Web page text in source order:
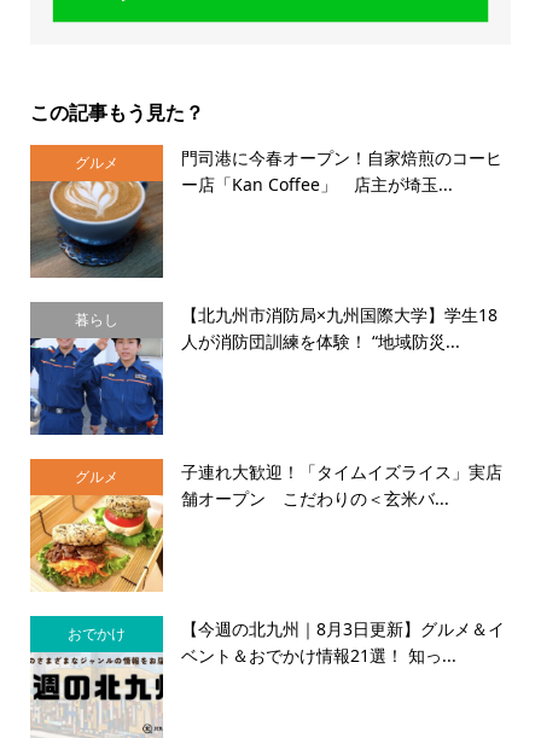
この記事もう見た？
グルメ
門司港に今春オープン！自家焙煎のコーヒ
ー店「Kan Coffee」 店主が埼玉...
暮らし
【北九州市消防局×九州国際大学】学生18
人が消防団訓練を体験！ “地域防災...
グルメ
子連れ大歓迎！「タイムイズライス」実店
舗オープン こだわりの＜玄米バ...
おでかけ
【今週の北九州｜8月3日更新】グルメ＆イ
ベント＆おでかけ情報21選！ 知っ...